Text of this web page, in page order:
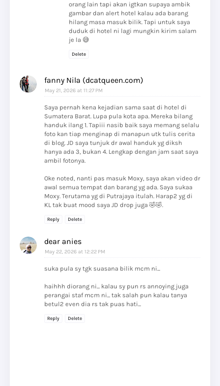
orang lain tapi akan igtkan supaya ambik
gambar dan alert hotel kalau ada barang
hilang masa masuk bilik. Tapi untuk saya
duduk di hotel ni lagi mungkin kirim salam
je la 😅
Delete
fanny Nila (dcatqueen.com)
May 21, 2026 at 11:27 PM
Saya pernah kena kejadian sama saat di hotel di
Sumatera Barat. Lupa pula kota apa. Mereka bilang
handuk ilang 1. Tapiii nasib baik saya memang selalu
foto kan tiap menginap di manapun utk tulis cerita
di blog. JD saya tunjuk dr awal handuk yg diksh
hanya ada 3, bukan 4. Lengkap dengan jam saat saya
ambil fotonya.
Oke noted, nanti pas masuk Moxy, saya akan video dr
awal semua tempat dan barang yg ada. Saya sukaa
Moxy. Terutama yg di Putrajaya itulah. Harap2 yg di
KL tak buat mood saya JD drop juga 🤣🤣.
Reply Delete
dear anies
May 22, 2026 at 12:22 PM
suka pula sy tgk suasana bilik mcm ni...
haihhh diorang ni... kalau sy pun rs annoying juga
perangai staf mcm ni... tak salah pun kalau tanya
betul2 even dia rs tak puas hati...
Reply Delete